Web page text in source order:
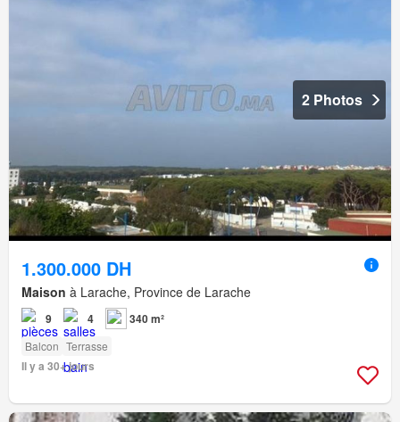
2 Photos
1.300.000 DH
Maison à Larache, Province de Larache
9 4 340 m²
Balcon Terrasse
Il y a 30+ jours